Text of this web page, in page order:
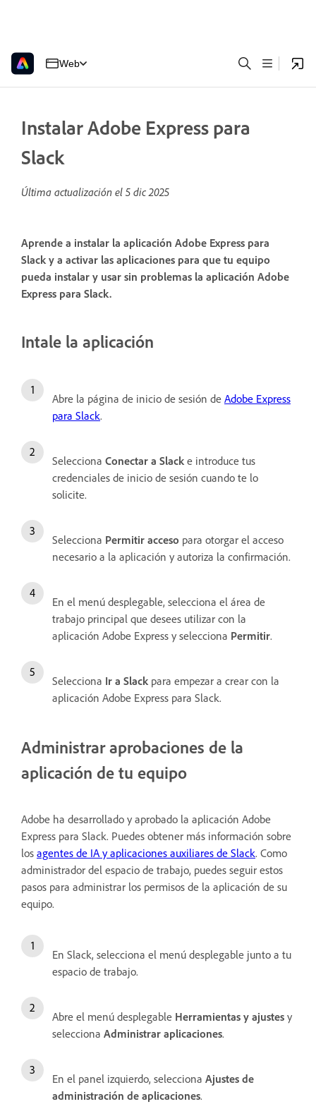
Web
Instalar Adobe Express para
Slack
Última actualización el 5 dic 2025
Aprende a instalar la aplicación Adobe Express para
Slack y a activar las aplicaciones para que tu equipo
pueda instalar y usar sin problemas la aplicación Adobe
Express para Slack.
Intale la aplicación
Abre la página de inicio de sesión de Adobe Express
para Slack.
Selecciona Conectar a Slack e introduce tus
credenciales de inicio de sesión cuando te lo
solicite.
Selecciona Permitir acceso para otorgar el acceso
necesario a la aplicación y autoriza la confirmación.
En el menú desplegable, selecciona el área de
trabajo principal que desees utilizar con la
aplicación Adobe Express y selecciona Permitir.
Selecciona Ir a Slack para empezar a crear con la
aplicación Adobe Express para Slack.
Administrar aprobaciones de la
aplicación de tu equipo
Adobe ha desarrollado y aprobado la aplicación Adobe
Express para Slack. Puedes obtener más información sobre
los agentes de IA y aplicaciones auxiliares de Slack. Como
administrador del espacio de trabajo, puedes seguir estos
pasos para administrar los permisos de la aplicación de su
equipo.
En Slack, selecciona el menú desplegable junto a tu
espacio de trabajo.
Abre el menú desplegable Herramientas y ajustes y
selecciona Administrar aplicaciones.
En el panel izquierdo, selecciona Ajustes de
administración de aplicaciones.